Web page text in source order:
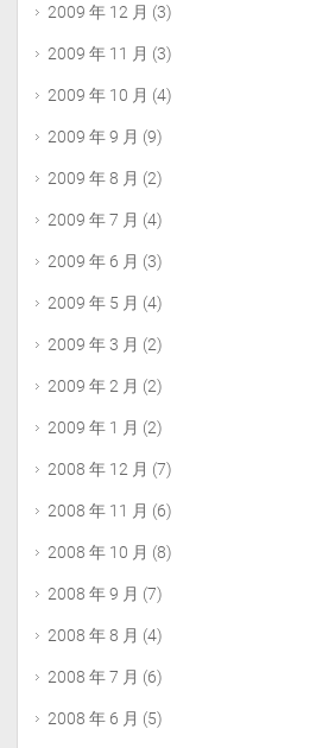
2009 年 12 月 (3)
2009 年 11 月 (3)
2009 年 10 月 (4)
2009 年 9 月 (9)
2009 年 8 月 (2)
2009 年 7 月 (4)
2009 年 6 月 (3)
2009 年 5 月 (4)
2009 年 3 月 (2)
2009 年 2 月 (2)
2009 年 1 月 (2)
2008 年 12 月 (7)
2008 年 11 月 (6)
2008 年 10 月 (8)
2008 年 9 月 (7)
2008 年 8 月 (4)
2008 年 7 月 (6)
2008 年 6 月 (5)